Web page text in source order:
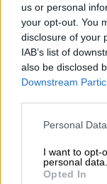
us or personal
your opt-out. You
disclosure of your
IAB’s list of
also be disclosed
Downstream
Please note that
not limited to your
grant or deny
use your data for
Personal
I want to opt-
personal data.
Opted In
«Έφθασα
μου στη
θέλει να
«την
και τη
αμάχων από
ΔΙΑΒΑΣΤΕ
Κόσμος|